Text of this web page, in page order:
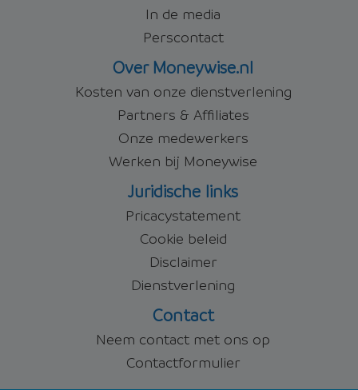
In de media
Perscontact
Over Moneywise.nl
Kosten van onze dienstverlening
Partners & Affiliates
Onze medewerkers
Werken bij Moneywise
Juridische links
Pricacystatement
Cookie beleid
Disclaimer
Dienstverlening
Contact
Neem contact met ons op
Contactformulier